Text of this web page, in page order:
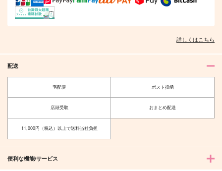
詳しくはこちら
配送
宅配便 ポスト投函
店頭受取 おまとめ配送
11,000円（税込）以上で送料当社負担
便利な機能/サービス